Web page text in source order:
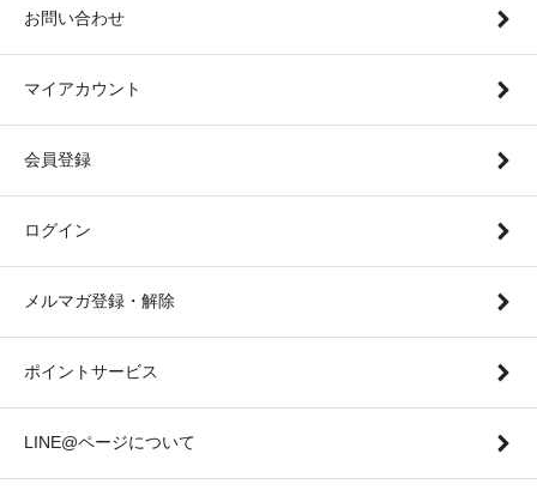
お問い合わせ
マイアカウント
会員登録
ログイン
メルマガ登録・解除
ポイントサービス
LINE@ページについて